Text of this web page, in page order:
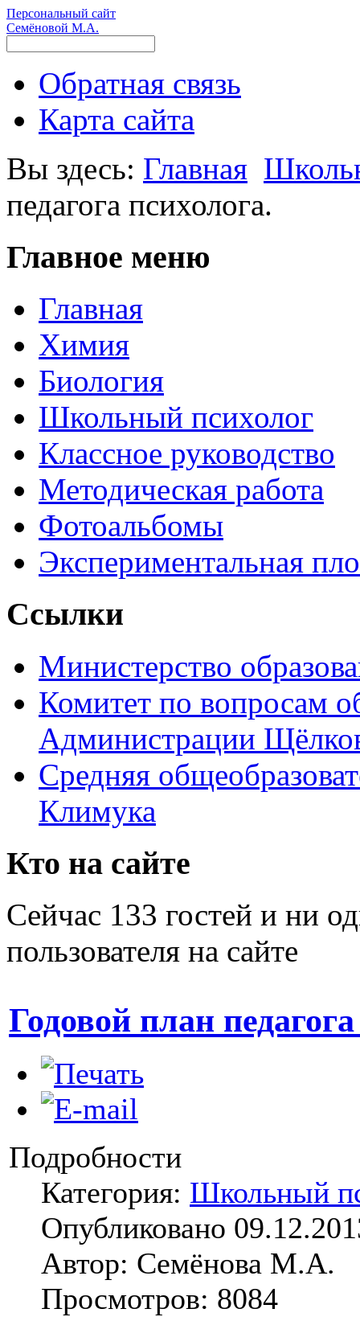
Персональный сайт
Семёновой М.А.
Обратная связь
Карта сайта
Вы здесь: Главная
педагога психолога.
Главное меню
Главная
Химия
Биология
Школьный психолог
Классное руководство
Методическая работа
Фотоальбомы
Экспериментальная
Ссылки
Министерство
Комитет по вопросам
Администрации
Средняя
Климука
Кто на сайте
Сейчас 133 гостей и ни
пользователя на сайте
Годовой план
Подробности
Категория: Школьный
Опубликовано
Автор: Семёнова М.А.
Просмотров: 8084